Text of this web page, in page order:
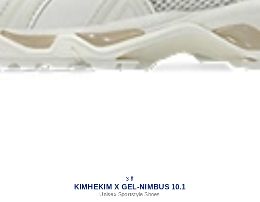
3 สี
KIMHEKIM X GEL-NIMBUS 10.1
Unisex Sportstyle Shoes